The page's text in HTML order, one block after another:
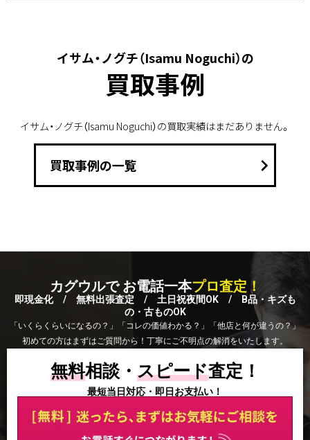
イサム・ノグチ（Isamu Noguchi）の
買取事例
イサム・ノグチ（Isamu Noguchi）の買取実績はまだありません。
買取事例の一覧 keyboard_arrow_right
カグウルで お電話一本プロ査定！
即現金化 / 無料出張査定 / 土日祝夜間OK / B品・キズも
の・古ものOK
「いくらくらいになるの？」「コレの価値わかる？」「他店と何が違うの？」
初めての方はまずはご質問から！丁寧にご不明点の解消をいたします。
無料相談・ スピード査定！
最短当日対応・即日お支払い！